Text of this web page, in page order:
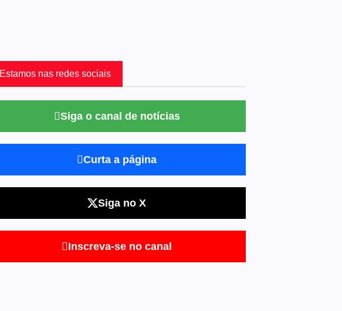
Estamos nas redes sociais
Siga o canal de notícias
Curta a página
Siga no X
Inscreva-se no canal